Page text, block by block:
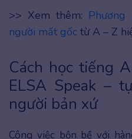
>> Xem thêm:
người mất gốc từ A – Z
Cách học tiếng
ELSA Speak –
người bản xứ
Công việc bộn bề với